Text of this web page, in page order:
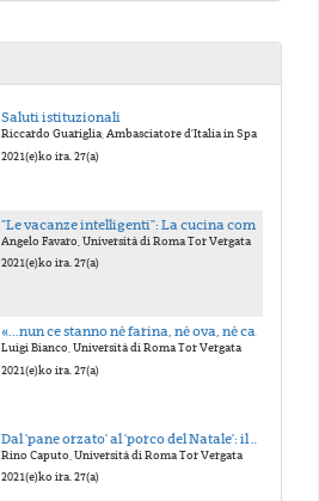
Saluti istituzionali
2021(e)ko ira. 27(a)
Angelo Favaro, Università di Roma Tor Vergata
2021(e)ko ira. 27(a)
«...nun ce stanno né farina, né ova, né carne e nemmanco fave secche»: il ritratto "negativo" ne Il pataffio, di Luigi Malerba
Luigi Bianco, Università di Roma Tor Vergata
2021(e)ko ira. 27(a)
Rino Caputo, Università di Roma Tor Vergata
2021(e)ko ira. 27(a)